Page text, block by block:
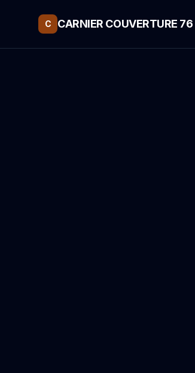
C CARNIER COUVERTURE 76